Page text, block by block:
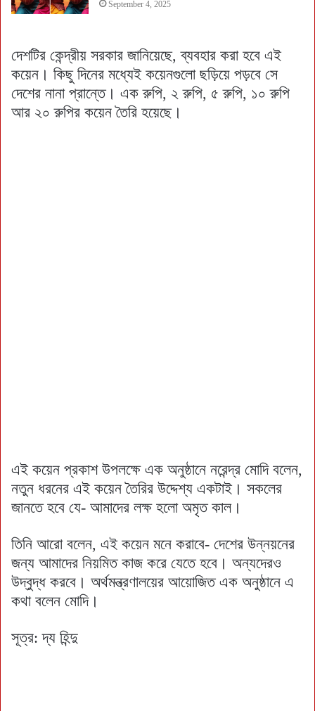
September 4, 2025
দেশটির কেন্দ্রীয় সরকার জানিয়েছে, ব্যবহার করা হবে এই
কয়েন। কিছু দিনের মধ্যেই কয়েনগুলো ছড়িয়ে পড়বে সে
দেশের নানা প্রান্তে। এক রুপি, ২ রুপি, ৫ রুপি, ১০ রুপি
আর ২০ রুপির কয়েন তৈরি হয়েছে।
এই কয়েন প্রকাশ উপলক্ষে এক অনুষ্ঠানে নরেন্দ্র মোদি বলেন,
নতুন ধরনের এই কয়েন তৈরির উদ্দেশ্য একটাই। সকলের
জানতে হবে যে- আমাদের লক্ষ হলো অমৃত কাল।
তিনি আরো বলেন, এই কয়েন মনে করাবে- দেশের উন্নয়নের
জন্য আমাদের নিয়মিত কাজ করে যেতে হবে। অন্যদেরও
উদ্বুদ্ধ করবে। অর্থমন্ত্রণালয়ের আয়োজিত এক অনুষ্ঠানে এ
কথা বলেন মোদি।
সূত্র: দ্য হিন্দু